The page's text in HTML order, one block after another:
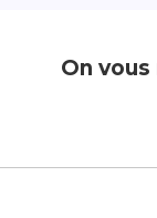
On